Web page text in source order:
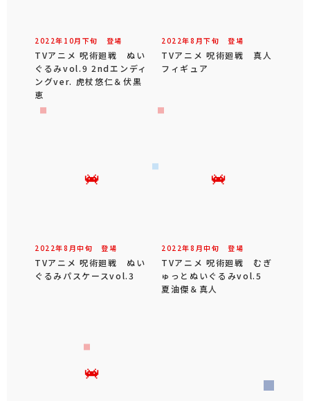
2022年 10月 下旬 登場
TVアニメ 呪術廻戦 ぬい
ぐるみvol.9 2ndエンディ
ングver. 虎杖悠仁＆伏黒
恵
2022年8 月下旬 登場
TVアニメ 呪術廻戦 真人
フィギュア
2022年8 月中旬 登場
TVアニメ 呪術廻戦 ぬい
ぐるみパスケースvol.3
2022年8 月中旬 登場
TVアニメ 呪術廻戦 むぎ
ゅっとぬいぐるみvol.5
夏油傑＆真人